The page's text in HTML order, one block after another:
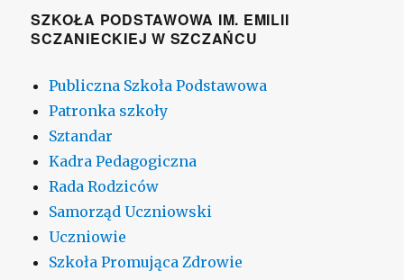
SZKOŁA PODSTAWOWA IM. EMILII
SCZANIECKIEJ W SZCZAŃCU
Publiczna Szkoła Podstawowa
Patronka szkoły
Sztandar
Kadra Pedagogiczna
Rada Rodziców
Samorząd Uczniowski
Uczniowie
Szkoła Promująca Zdrowie